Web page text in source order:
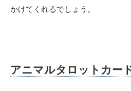
かけてくれるでしょう。
アニマルタロットカー